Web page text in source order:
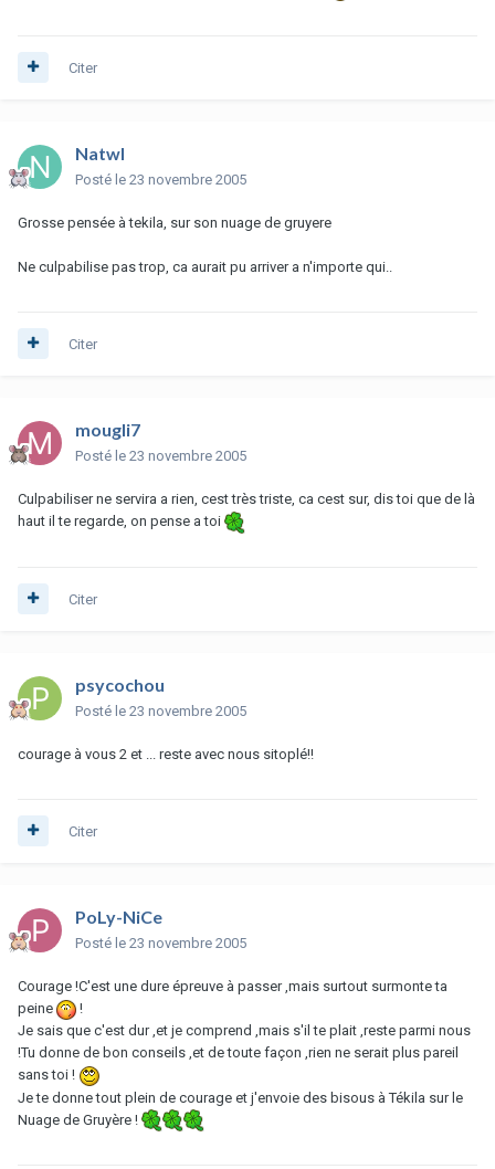
Citer
Natwl
Posté le 23 novembre 2005
Grosse pensée à tekila, sur son nuage de gruyere
Ne culpabilise pas trop, ca aurait pu arriver a n'importe qui..
Citer
mougli7
Posté le 23 novembre 2005
Culpabiliser ne servira a rien, cest très triste, ca cest sur, dis toi que de là
haut il te regarde, on pense a toi
Citer
psycochou
Posté le 23 novembre 2005
courage à vous 2 et ... reste avec nous sitoplé!!
Citer
PoLy-NiCe
Posté le 23 novembre 2005
Courage !C'est une dure épreuve à passer ,mais surtout surmonte ta
peine
!
Je sais que c'est dur ,et je comprend ,mais s'il te plait ,reste parmi nous
!Tu donne de bon conseils ,et de toute façon ,rien ne serait plus pareil
sans toi !
Je te donne tout plein de courage et j'envoie des bisous à Tékila sur le
Nuage de Gruyère !